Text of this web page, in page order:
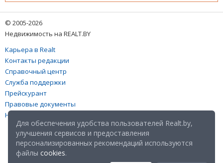
© 2005-2026
Недвижимость на REALT.BY
Карьера в Realt
Контакты редакции
Справочный центр
Служба поддержки
Прейскурант
Правовые документы
Настройка файлов cookies
Для обеспечения удобства пользователей Realt.by,
улучшения сервисов и предоставления
персонализированных рекомендаций используются
файлы cookies.